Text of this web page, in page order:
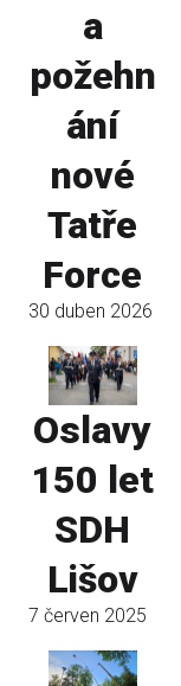
a
požehn
ání
nové
Tatře
Force
30 duben 2026
Oslavy
150 let
SDH
Lišov
7 červen 2025